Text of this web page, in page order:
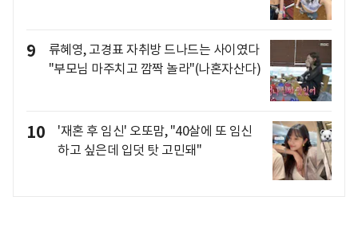
9
류혜영, 고경표 자취방 드나드는 사이였다
"부모님 마주치고 깜짝 놀라"(나혼자산다)
10
'재혼 후 임신' 오또맘, "40살에 또 임신
하고 싶은데 입덧 탓 고민돼"